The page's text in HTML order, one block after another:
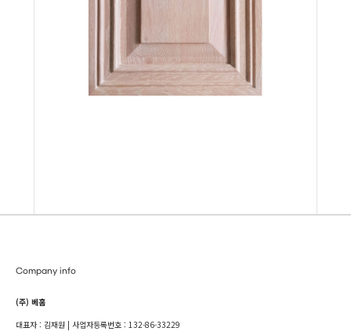
Company info
(주) 베홈
대표자 : 김재원 | 사업자등록번호 : 132-86-33229